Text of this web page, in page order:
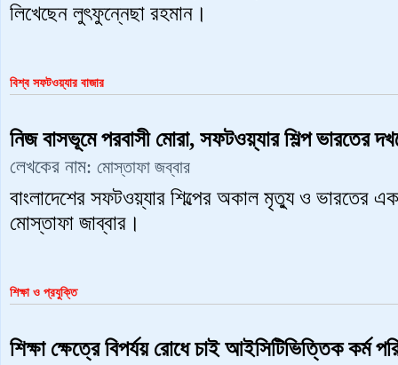
লিখেছেন লুৎফুন্নেছা রহমান।
বিশ্ব সফটওয়্যার বাজার
নিজ বাসভূমে পরবাসী মোরা, সফটওয়্যার শিল্প ভারতের
লেখকের নাম: মোস্তাফা জব্বার
বাংলাদেশের সফটওয়্যার শিল্পের অকাল মৃত্যু ও ভারতের
মোস্তাফা জাব্বার।
শিক্ষা ও প্রযুক্তি
শিক্ষা ক্ষেত্রে বিপর্যয় রোধে চাই আইসিটিভিত্তিক কর্ম